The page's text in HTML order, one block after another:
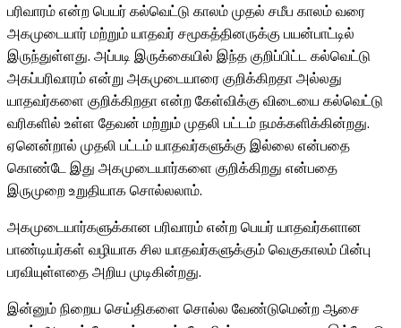
பரிவாரம் என்ற பெயர் கல்வெட்டு காலம் முதல் சமீப காலம் வரை
அகமுடையார் மற்றும் யாதவர் சமூகத்தினருக்கு பயன்பாட்டில்
இருந்துள்ளது. அப்படி இருக்கையில் இந்த குறிப்பிட்ட கல்வெட்டு
அகப்பரிவாரம் என்று அகமுடையாரை குறிக்கிறதா அல்லது
யாதவர்களை குறிக்கிறதா என்ற கேள்விக்கு விடையை கல்வெட்டு
வரிகளில் உள்ள தேவன் மற்றும் முதலி பட்டம் நமக்களிக்கின்றது.
ஏனென்றால் முதலி பட்டம் யாதவர்களுக்கு இல்லை என்பதை
கொண்டே இது அகமுடையார்களை குறிக்கிறது என்பதை
இருமுறை உறுதியாக சொல்லலாம்.
அகமுடையார்களுக்கான பரிவாரம் என்ற பெயர் யாதவர்களான
பாண்டியர்கள் வழியாக சில யாதவர்களுக்கும் வெகுகாலம் பின்பு
பரவியுள்ளதை அறிய முடிகின்றது.
இன்னும் நிறைய செய்திகளை சொல்ல வேண்டுமென்ற ஆசை